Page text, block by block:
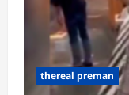
DAS
Aek
thereal preman